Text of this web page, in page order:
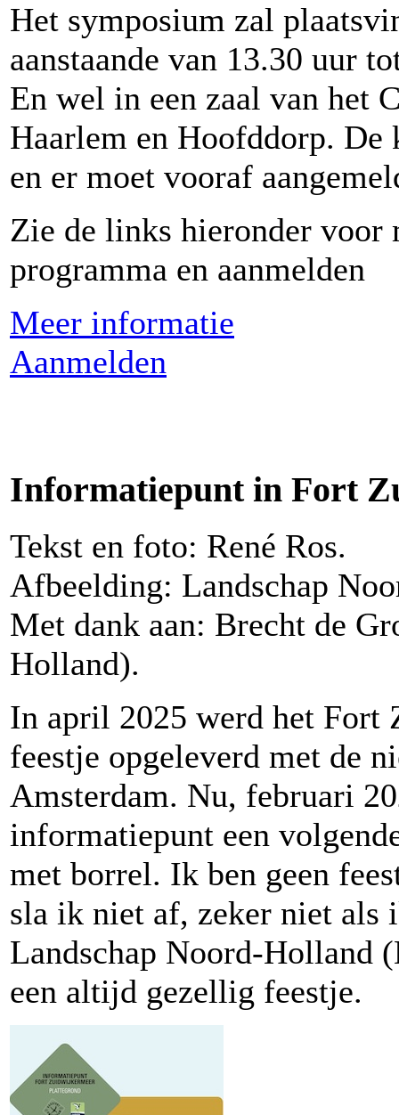
Het symposium zal
aanstaande van 13.30 uur
En wel in een zaal van het
Haarlem en Hoofddorp. De
en er moet vooraf
Zie de links hieronder voor
programma en aanmelden
Meer informatie
Aanmelden
Informatiepunt in Fort
Tekst en foto: René Ros.
Afbeelding: Landschap
Met dank aan: Brecht de
Holland).
In april 2025 werd het Fort
feestje opgeleverd met de
Amsterdam. Nu, februari
informatiepunt een
met borrel. Ik ben geen
sla ik niet af, zeker niet als
Landschap Noord-Holland
een altijd gezellig feestje.